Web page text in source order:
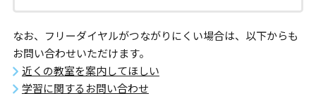
なお、フリーダイヤルがつながりにくい場合は、以下からも
お問い合わせいただけます。
近くの教室を案内してほしい
学習に関するお問い合わせ